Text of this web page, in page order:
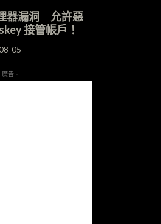
器漏洞 允許惡
接管帳戶！
05
廣告 -